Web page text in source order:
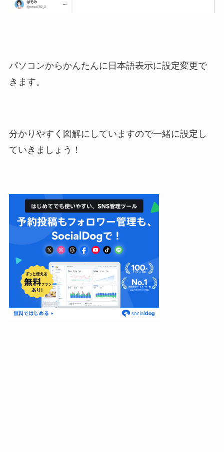
パソコンからかんたんに日本語表示に設定変更で
きます。
分かりやすく図解にしていますので一緒に設定し
ていきましょう！